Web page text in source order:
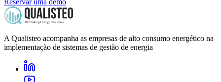
A Qualisteo acompanha as empresas de alto consumo energético na
implementação de sistemas de gestão de energia